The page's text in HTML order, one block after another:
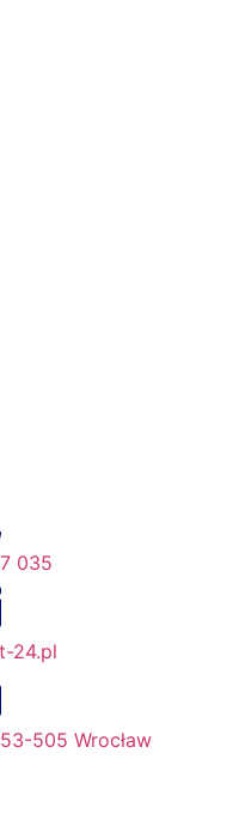
035
24.pl
505 Wrocław